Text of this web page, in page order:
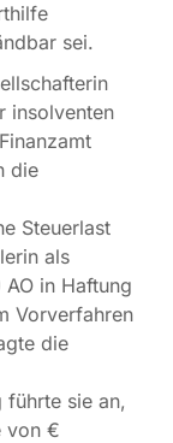
sei.
insolventen
die
Steuerlast
als
in Haftung
Vorverfahren
die
führte sie an,
von €